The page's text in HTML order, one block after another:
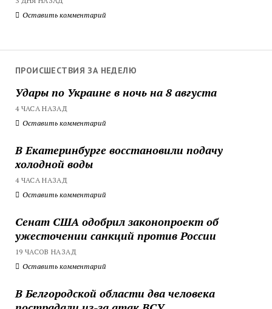
Оставить комментарий
ПРОИСШЕСТВИЯ ЗА НЕДЕЛЮ
Удары по Украине в ночь на 8 августа
4 ЧАСА НАЗАД
Оставить комментарий
В Екатеринбурге восстановили подачу
холодной воды
4 ЧАСА НАЗАД
Оставить комментарий
Сенат США одобрил законопроект об
ужесточении санкций против России
19 ЧАСОВ НАЗАД
Оставить комментарий
В Белгородской области два человека